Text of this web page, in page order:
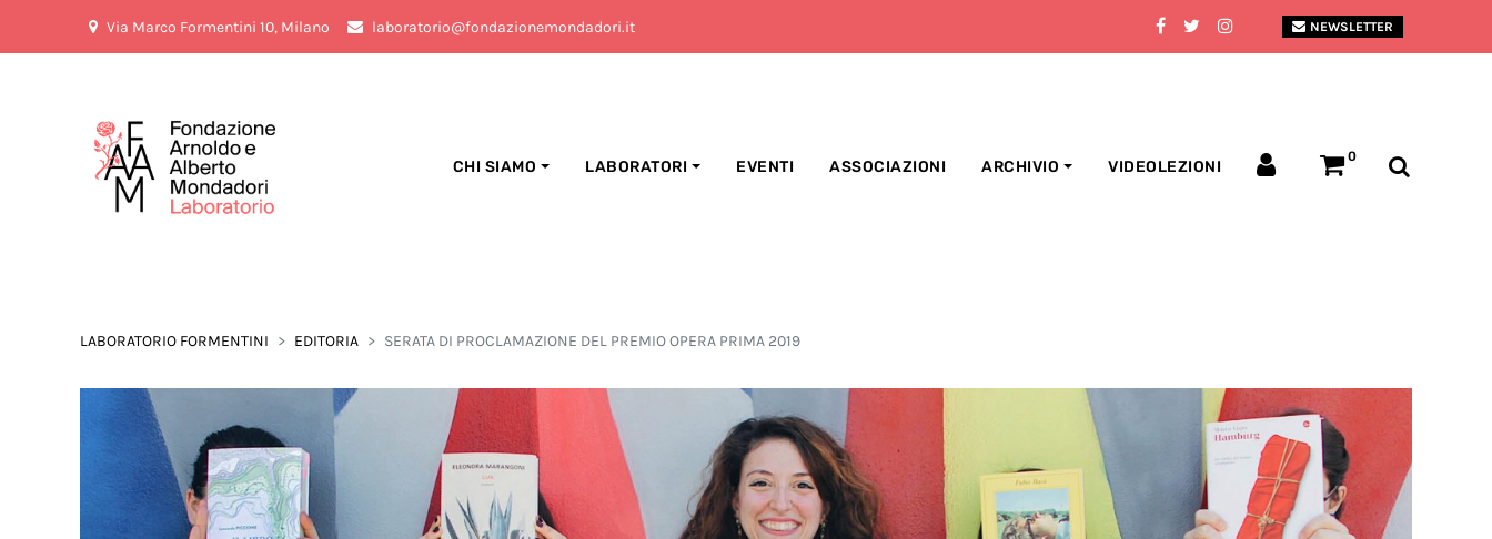
Via Marco Formentini 10, Milano laboratorio@fondazionemondadori.it NEWSLETTER
CHI SIAMO LABORATORI EVENTI ASSOCIAZIONI ARCHIVIO VIDEOLEZIONI
0
LABORATORIO FORMENTINI EDITORIA SERATA DI PROCLAMAZIONE DEL PREMIO OPERA PRIMA 2019